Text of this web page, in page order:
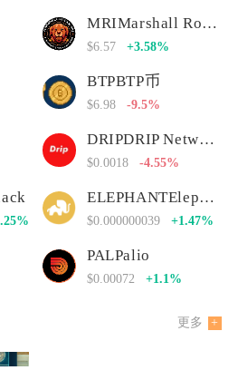
MRIMarshall Rogan Inu
$6.57 +3.58%
BTPBTP币
$6.98 -9.5%
DRIPDRIP Network
$0.0018 -4.55%
ELEPHANTElephant Money
$0.000000039 +1.47%
PALPalio
$0.00072 +1.1%
更多